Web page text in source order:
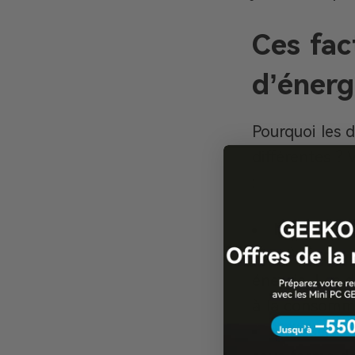
Ces
Pourquoi les
différentes
Matériel:
(GPU),
énergie.
à la
Efficacité